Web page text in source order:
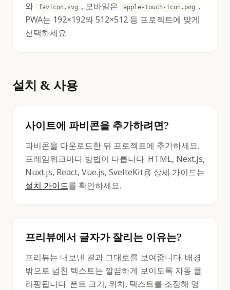
와 favicon.svg , 모바일은 apple-touch-icon.png ,
PWA는 192×192와 512×512 등 프로젝트에 맞게
선택하세요.
설치 & 사용
사이트에 파비콘을 추가하려면?
파비콘을 다운로드한 뒤 프로젝트에 추가하세요.
프레임워크마다 방법이 다릅니다. HTML, Next.js,
Nuxt.js, React, Vue.js, SvelteKit용 상세 가이드는
설치 가이드를 확인하세요.
프리뷰에서 글자가 잘리는 이유는?
프리뷰는 내보낸 결과 그대로를 보여줍니다. 배경
밖으로 넘친 텍스트는 깔끔하게 보이도록 자동 클
리핑됩니다. 폰트 크기, 위치, 텍스트를 조정해 영